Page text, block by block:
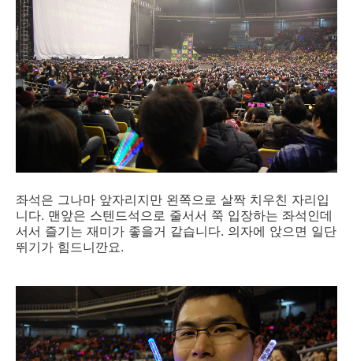
좌석은 그나마 앞자리지만 왼쪽으로 살짝 치우친 자리입
니다. 맨앞은 스텐드석으로 줄서서 쭉 입장하는 좌석인데
서서 즐기는 재미가 좋을거 같습니다. 의자에 앉으면 일단
뛰기가 힘드니깐요.